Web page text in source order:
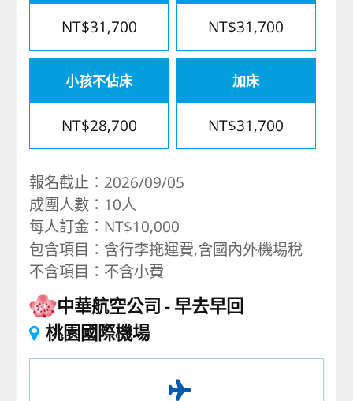
NT$31,700 NT$31,700
小孩不佔床
NT$28,700
加床
NT$31,700
報名截止：2026/09/05
成團人數：10人
每人訂金：NT$10,000
包含項目：含行李拖運費,含國內外機場稅
不含項目：不含小費
中華航空公司
早去早回
桃園國際機場